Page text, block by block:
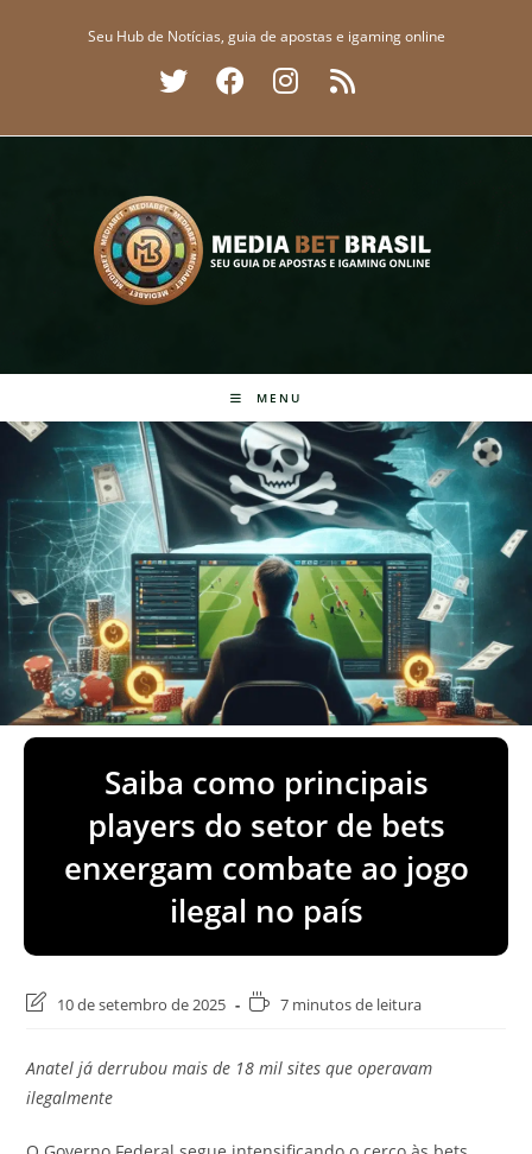
Seu Hub de Notícias, guia de apostas e igaming online
MENU
Saiba como principais
players do setor de bets
enxergam combate ao jogo
ilegal no país
Última
post:
10 de setembro de 2025
Tempo7 minutos de leitura
Anatel já derrubou mais de 18 mil sites que operavam
ilegalmente